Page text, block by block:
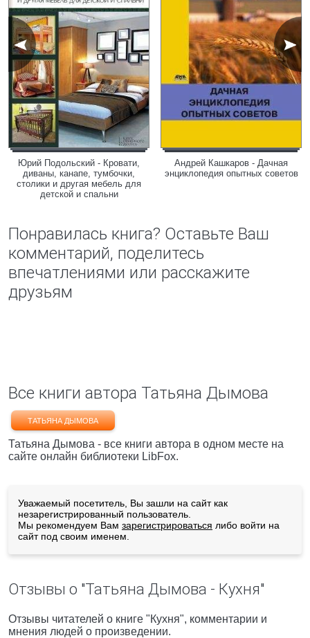
Юрий Подольский - Кровати,
диваны, канапе, тумбочки,
столики и другая мебель для
детской и спальни
Андрей Кашкаров - Дачная
энциклопедия опытных советов
Понравилась книга? Оставьте Ваш
комментарий, поделитесь
впечатлениями или расскажите
друзьям
Все книги автора Татьяна Дымова
ТАТЬЯНА ДЫМОВА
Татьяна Дымова - все книги автора в одном месте на
сайте онлайн библиотеки LibFox.
Уважаемый посетитель, Вы зашли на сайт как
незарегистрированный пользователь.
Мы рекомендуем Вам зарегистрироваться либо войти на
сайт под своим именем.
Отзывы о "Татьяна Дымова - Кухня"
Отзывы читателей о книге "Кухня", комментарии и
мнения людей о произведении.